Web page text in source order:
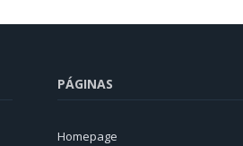
PÁGINAS
Homepage